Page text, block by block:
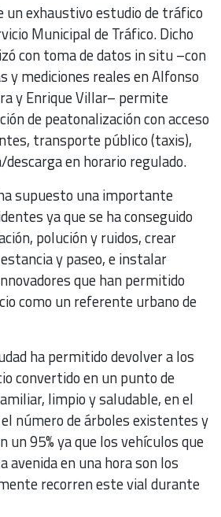
un exhaustivo estudio de tráfico
Municipal de Tráfico. Dicho
con toma de datos in situ –con
y mediciones reales en Alfonso
y Enrique Villar– permite
de peatonalización con acceso
transporte público (taxis),
en horario regulado.
supuesto una importante
ya que se ha conseguido
polución y ruidos, crear
y paseo, e instalar
que han permitido
como un referente urbano de
ha permitido devolver a los
convertido en un punto de
limpio y saludable, en el
número de árboles existentes y
un 95% ya que los vehículos que
en una hora son los
recorren este vial durante